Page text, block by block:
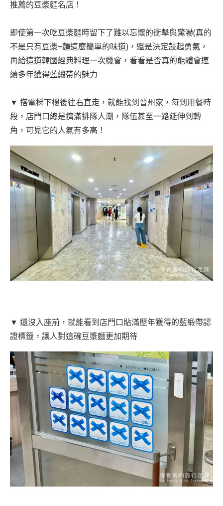
推薦的豆漿麵名店！
即使第一次吃豆漿麵時留下了難以忘懷的衝擊與驚嚇(真的
不是只有豆漿+麵這麼簡單的味道)，還是決定鼓起勇氣，
再給這道韓國經典料理一次機會，看看是否真的能體會連
續多年獲得藍緞帶的魅力
▼ 搭電梯下樓後往右直走，就能找到晉州家，每到用餐時
段，店門口總是擠滿排隊人潮，隊伍甚至一路延伸到轉
角，可見它的人氣有多高！
▼ 還沒入座前，就能看到店門口貼滿歷年獲得的藍緞帶認
證標籤，讓人對這碗豆漿麵更加期待